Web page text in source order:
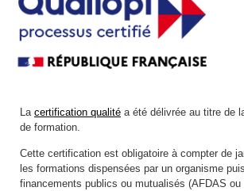
La certification qualité a été délivrée au titre de
de formation.
Cette certification est obligatoire à compter de
les formations dispensées par un organisme
financements publics ou mutualisés (AFDAS ou